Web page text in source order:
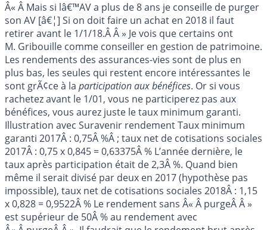
Â« Â Mais si lâ€™AV a plus de 8 ans je conseille de purger
son AV [â€¦] Si on doit faire un achat en 2018 il faut
retirer avant le 1/1/18.Â Â » Je vois que certains ont
M. Gribouille comme conseiller en gestion de patrimoine.
Les rendements des assurances-vies sont de plus en
plus bas, les seules qui restent encore intéressantes le
sont grÃ¢ce à la participation aux bénéfices. Or si vous
rachetez avant le 1/01, vous ne participerez pas aux
bénéfices, vous aurez juste le taux minimum garanti.
Illustration avec Suravenir rendement Taux minimum
garanti 2017Â : 0,75Â %Â ; taux net de cotisations sociales
2017Â : 0,75 x 0,845 = 0,63375Â % L’année dernière, le
taux après participation était de 2,3Â %. Quand bien
même il serait divisé par deux en 2017 (hypothèse pas
impossible), taux net de cotisations sociales 2018Â : 1,15
x 0,828 = 0,9522Â % Le rendement sans Â« Â purgeÂ Â »
est supérieur de 50Â % au rendement avec